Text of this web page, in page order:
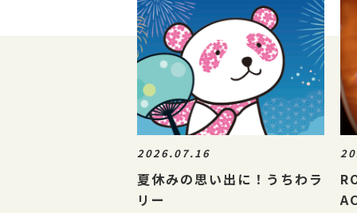
2026.07.16
夏休みの思い出に！うちわラ
リー